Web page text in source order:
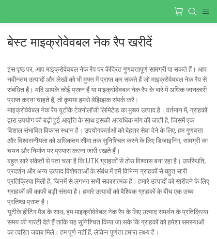
बेस्ट माइक्रोवेवबल नेक रैप खरीदें
इस पृष्ठ पर, आप माइक्रोवेवबल नेक रैप पर केंद्रित गुणवत्तापूर्ण सामग्री पा सकते हैं। आप
नवीनतम उत्पादों और लेखों को भी मुफ्त में प्राप्त कर सकते हैं जो माइक्रोवेवबल नेक रैप से
संबंधित हैं। यदि आपके कोई प्रश्न हैं या माइक्रोवेवबल नेक रैप के बारे में अधिक जानकारी
प्राप्त करना चाहते हैं, तो कृपया हमसे बेझिझक संपर्क करें।
माइक्रोवेवेबल नेक रैप यूटीके टेक्नोलॉजी लिमिटेड का मुख्य उत्पाद है। वर्तमान में, ग्राहकों
द्वारा उपयोग की बढ़ी हुई आवृत्ति के साथ इसकी अत्यधिक मांग की जाती है, जिसमें एक
विशाल संभावित विकास स्थान है। उपयोगकर्ताओं को बेहतर सेवा देने के लिए, हम गुणवत्ता
और विश्वसनीयता को अधिकतम सीमा तक सुनिश्चित करने के लिए डिजाइनिंग, सामग्री का
चयन और निर्माण पर प्रयास करना जारी रखते हैं।
बहुत सारे संकेतों से पता चला है कि UTK ग्राहकों से ठोस विश्वास बना रहा है। उपस्थिति,
प्रदर्शन और अन्य उत्पाद विशेषताओं के संबंध में हमें विभिन्न ग्राहकों से बहुत सारी
प्रतिक्रिया मिली है, जिनमें से लगभग सभी सकारात्मक हैं। हमारे उत्पादों को खरीदने के लिए
ग्राहकों की काफी बड़ी संख्या है। हमारे उत्पादों को वैश्विक ग्राहकों के बीच एक उच्च
प्रतिष्ठा प्राप्त है।
यूटीके हीटिंग पैड के साथ, हम माइक्रोवेवेबल नेक रैप के लिए उत्पाद समर्थन के प्रतिक्रिया
समय की गारंटी देते हैं ताकि यह सुनिश्चित किया जा सके कि ग्राहकों को हमेशा समस्याओं
का त्वरित जवाब मिले। हम पूर्ण नहीं हैं, लेकिन पूर्णता हमारा लक्ष्य है।